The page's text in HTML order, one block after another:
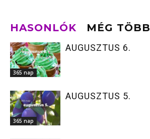
HASONLÓK MÉG TÖBB
365 nap
AUGUSZTUS 6.
365 nap
AUGUSZTUS 5.